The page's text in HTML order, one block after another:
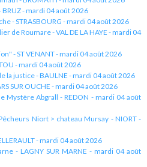
- mardi 04 août 2026
- STRASBOURG - mardi 04 août 2026
de Roumare - VAL DE LA HAYE - mardi 04
- ST VENANT - mardi 04 août 2026
- mardi 04 août 2026
la justice - BAULNE - mardi 04 août 2026
SUR OUCHE - mardi 04 août 2026
Mystère Abgrall - REDON - mardi 04 août
Niort > chateau Mursay - NIORT -
- mardi 04 août 2026
- LAGNY SUR MARNE - mardi 04 août